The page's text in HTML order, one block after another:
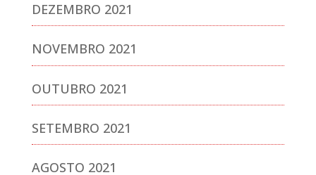
DEZEMBRO 2021
NOVEMBRO 2021
OUTUBRO 2021
SETEMBRO 2021
AGOSTO 2021